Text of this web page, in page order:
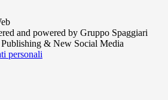
and powered by Gruppo Spaggiari
& New Social Media
personali